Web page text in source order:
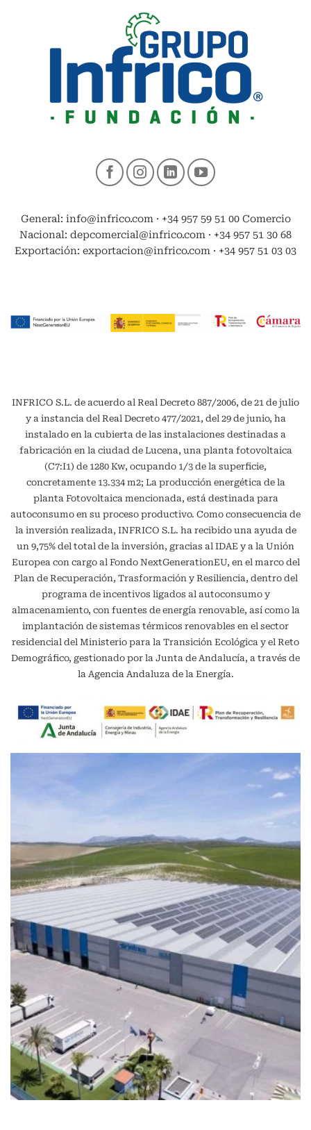
General: info@infrico.com · +34 957 59 51 00 Comercio
Nacional: depcomercial@infrico.com · +34 957 51 30 68
Exportación: exportacion@infrico.com · +34 957 51 03 03
INFRICO S.L. de acuerdo al Real Decreto 887/2006, de 21 de julio
y a instancia del Real Decreto 477/2021, del 29 de junio, ha
instalado en la cubierta de las instalaciones destinadas a
fabricación en la ciudad de Lucena, una planta fotovoltaica
(C7:I1) de 1280 Kw, ocupando 1/3 de la superficie,
concretamente 13.334 m2; La producción energética de la
planta Fotovoltaica mencionada, está destinada para
autoconsumo en su proceso productivo. Como consecuencia de
la inversión realizada, INFRICO S.L. ha recibido una ayuda de
un 9,75% del total de la inversión, gracias al IDAE y a la Unión
Europea con cargo al Fondo NextGenerationEU, en el marco del
Plan de Recuperación, Trasformación y Resiliencia, dentro del
programa de incentivos ligados al autoconsumo y
almacenamiento, con fuentes de energía renovable, así como la
implantación de sistemas térmicos renovables en el sector
residencial del Ministerio para la Transición Ecológica y el Reto
Demográfico, gestionado por la Junta de Andalucía, a través de
la Agencia Andaluza de la Energía.